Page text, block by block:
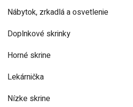
Nábytok, zrkadlá a osvetlenie
Doplnkové skrinky
Horné skrine
Lekárnička
Nízke skrine